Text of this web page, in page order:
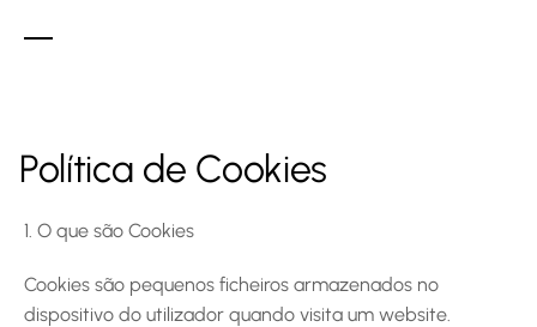
Sustentabilidade
Contactos
000-000-0012
north@architecture.com
Política de Cookies
1. O que são Cookies
Cookies são pequenos ficheiros armazenados no
dispositivo do utilizador quando visita um website.